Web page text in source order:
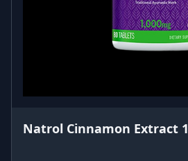
Natrol Cinnamon Extract 1